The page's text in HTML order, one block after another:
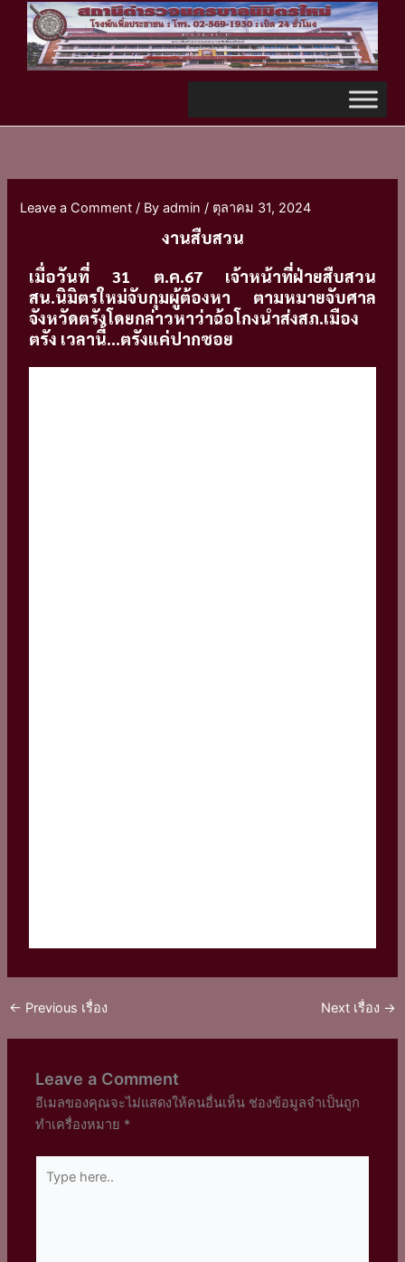
content
Leave a Comment / Byadmin/ ตุลาคม 31, 2024
งานสืบสวน
เมื่อวันที่ 31 ต.ค.67 เจ้าหน้าที่ฝ่ายสืบสวน
สน.นิมิตรใหม่จับกุมผู้ต้องหา ตามหมายจับศาล
จังหวัดตรังโดยกล่าวหาว่าฉ้อโกงนำส่งสภ.เมือง
ตรัง เวลานี้...ตรังแค่ปากซอย
← Previous เรื่อง Next เรื่อง →
Leave a Comment
อีเมลของคุณจะไม่แสดงให้คนอื่นเห็น ช่องข้อมูลจำเป็นถูก
ทำเครื่องหมาย *
here..
TikTok